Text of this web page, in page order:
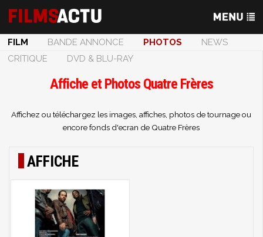
FILM BANDE ANNONCE PHOTOS
NEWS
CRITIQUE
DVD & BLU-RAY
Affiche et Photos Quatre Frères
Affichez ou téléchargez les images, affiches, photos de tournage ou
encore fonds d'ecran de Quatre Frères
AFFICHE